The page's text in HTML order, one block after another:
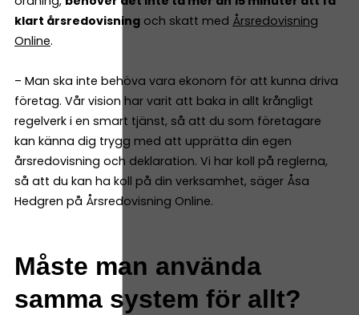
klart årsredovisning och skatt med Årsredovisning
Online.
– Man ska inte behöva vara ekonom för att kunna driva
företag. Vår vision har varit att baka in allt krångligt
regelverk i en smart tjänst, så att du som företagare
kan känna dig trygg med att upprätta din egen
årsredovisning och deklaration. Vi har koll på reglerna,
så att du kan ha koll på din verksamhet, säger Åsa
Hedgren på Årsredovisning Online.
Måste man använda
samma system för allt?